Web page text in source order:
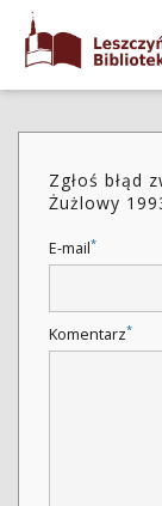
Zgłoś błąd
Żużlowy
E-mail*
Komentarz*